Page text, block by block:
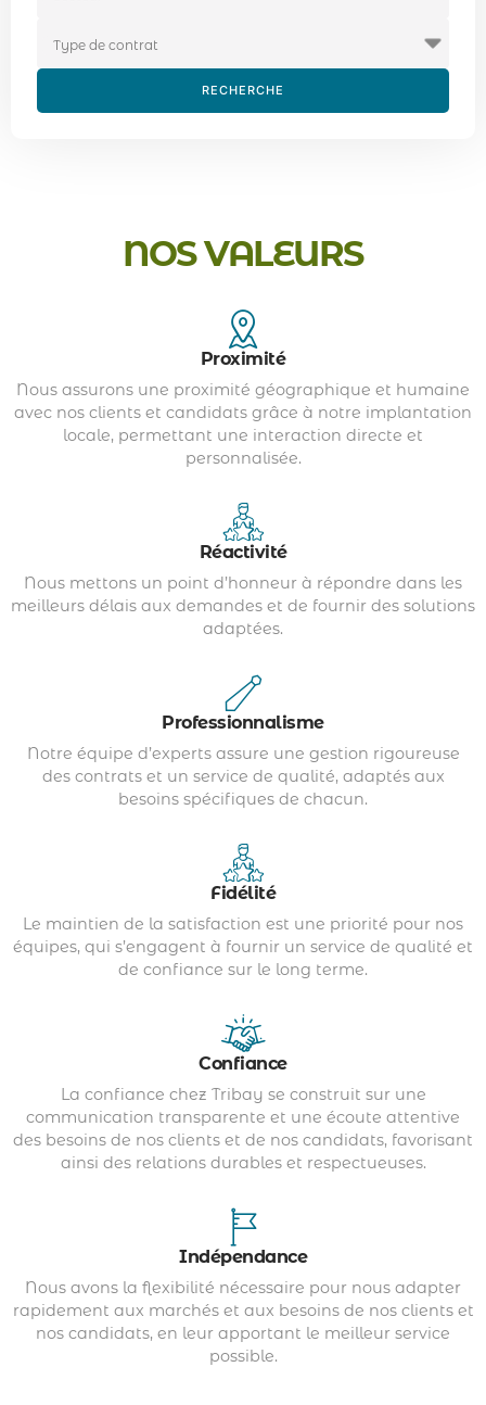
RECHERCHE
NOS VALEURS
Proximité
Nous assurons une proximité géographique et humaine
avec nos clients et candidats grâce à notre implantation
locale, permettant une interaction directe et
personnalisée.
Réactivité
Nous mettons un point d’honneur à répondre dans les
meilleurs délais aux demandes et de fournir des solutions
adaptées.
Professionnalisme
Notre équipe d’experts assure une gestion rigoureuse
des contrats et un service de qualité, adaptés aux
besoins spécifiques de chacun.
Fidélité
Le maintien de la satisfaction est une priorité pour nos
équipes, qui s’engagent à fournir un service de qualité et
de confiance sur le long terme.
Confiance
La confiance chez Tribay se construit sur une
communication transparente et une écoute attentive
des besoins de nos clients et de nos candidats, favorisant
ainsi des relations durables et respectueuses.
Indépendance
Nous avons la flexibilité nécessaire pour nous adapter
rapidement aux marchés et aux besoins de nos clients et
nos candidats, en leur apportant le meilleur service
possible.